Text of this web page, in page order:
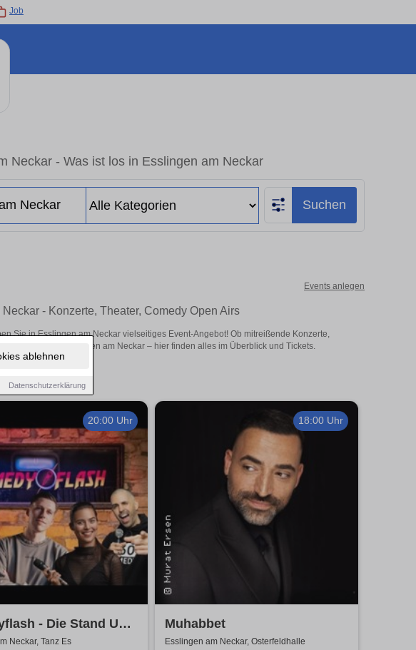
ablehnen
Datenschutzerklärung
Job
Neckar - Was ist los in Esslingen am Neckar
Suchen
Events anlegen
- Konzerte, Theater, Comedy Open Airs
Sie in Esslingen am Neckar vielseitiges Event-Angebot! Ob mitreißende Konzerte,
in Esslingen am Neckar – hier finden alles im Überblick und Tickets.
20:00 Uhr
- Die Stand Up
Show in Esslingen
Neckar, Tanz Es
18:00 Uhr
Muhabbet
Esslingen am Neckar, Osterfeldhalle